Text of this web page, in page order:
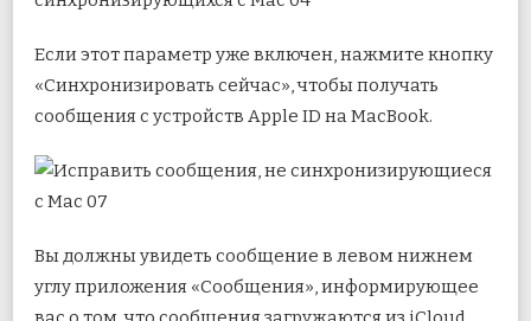
Если этот параметр уже включен, нажмите кнопку
«Синхронизировать сейчас», чтобы получать
сообщения с устройств Apple ID на MacBook.
Вы должны увидеть сообщение в левом нижнем
углу приложения «Сообщения», информирующее